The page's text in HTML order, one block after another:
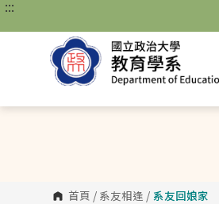
跳
主
:::
首頁 / 系友相逢 / 系友回娘家